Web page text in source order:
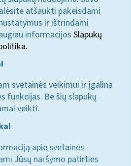
atšaukti pakeisdami
ir ištrindami
informacijos Slapukų
svetainės veikimui ir įgalina
funkcijas. Be šių slapukų
veikti.
apie svetainės
Jūsų naršymo patirties